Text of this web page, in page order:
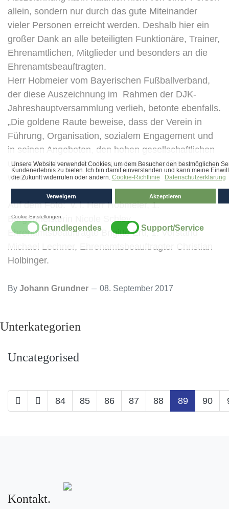
allein, sondern nur durch das gute Miteinander
vieler Personen erreicht werden. Deshalb hier ein
großer Dank an alle beteiligten Funktionäre, Trainer,
Ehrenamtlichen, Mitglieder und besonders an die
Ehrenamtsbeauftragten.
Herr Hobmeier vom Bayerischen Fußballverband,
der diese Auszeichnung im Rahmen der DJK-
Jahreshauptversammlung verlieh, betonte ebenfalls.
„Die goldene Raute beweise, dass der Verein in
Führung, Organisation, sozialem Engagement und
in seinen Angeboten, den hohen gesellschaftlichen
und sportlichen Anforderungen unserer Zeit gerecht
wird.“
Auf dem Foto: v. l. Herr Hobmeier, 1.
Bürgermeisterin Nicole Schley,
Ehrenamtsbeauftragte Brigitte Ertl, 1. Vorstand
Holbinger.
By Johann Grundner 08. September 2017
Unterkategorien
Uncategorised
84 85 86 87 88 89 90
Kontakt